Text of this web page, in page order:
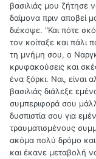
βασιλιάς μου ζήτησε
δαίμονα πριν αποβεί
διέκοψε. "Και πότε
τον κοίταξε και πάλι
τη μνήμη σου, ο
κρυφακούσεις και
ένα ξόρκι. Ναι, είναι
βασιλιάς διάλεξε
συμπεριφορά σου
δυσπιστία σου για
τραυματισμένους
ακόμα πολύ δρόμο
και έκανε μεταβολή